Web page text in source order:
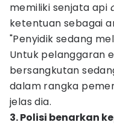
memiliki senjata api
ketentuan sebagai
"Penyidik sedang
Untuk pelanggaran
bersangkutan
dalam rangka
jelas dia.
3. Polisi benarkan